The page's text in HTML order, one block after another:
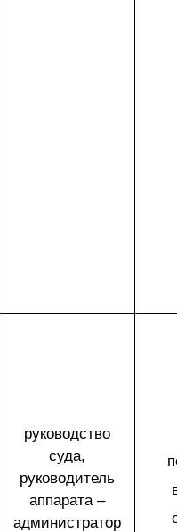
руководство
суда,
руководитель
аппарата –
администратор